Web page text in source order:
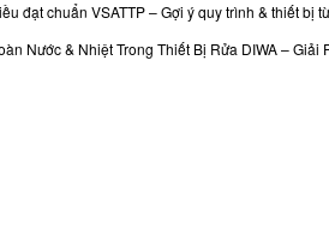
đạt chuẩn VSATTP – Gợi ý quy trình & thiết bị
Nước & Nhiệt Trong Thiết Bị Rửa DIWA –